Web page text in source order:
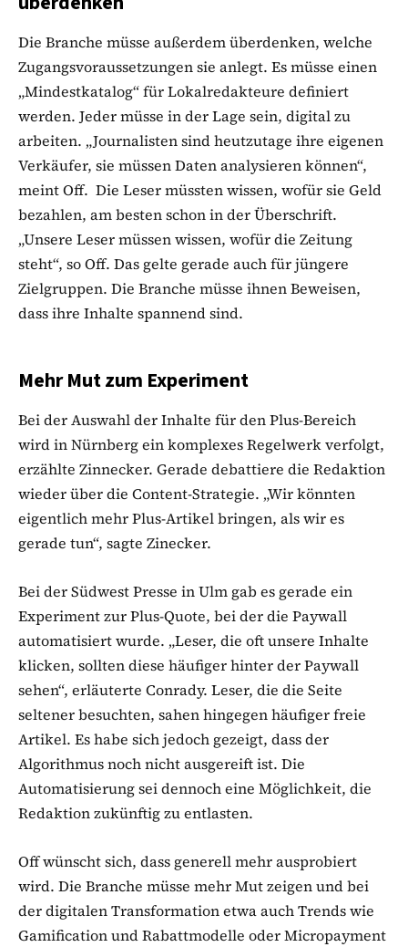
Die Branche müsse außerdem überdenken, welche
Zugangsvoraussetzungen sie anlegt. Es müsse einen
„Mindestkatalog“ für Lokalredakteure definiert
werden. Jeder müsse in der Lage sein, digital zu
arbeiten. „Journalisten sind heutzutage ihre eigenen
Verkäufer, sie müssen Daten analysieren können“,
meint Off. Die Leser müssten wissen, wofür sie Geld
bezahlen, am besten schon in der Überschrift.
„Unsere Leser müssen wissen, wofür die Zeitung
steht“, so Off. Das gelte gerade auch für jüngere
Zielgruppen. Die Branche müsse ihnen Beweisen,
dass ihre Inhalte spannend sind.
Mehr Mut zum Experiment
Bei der Auswahl der Inhalte für den Plus-Bereich
wird in Nürnberg ein komplexes Regelwerk verfolgt,
erzählte Zinnecker. Gerade debattiere die Redaktion
wieder über die Content-Strategie. „Wir könnten
eigentlich mehr Plus-Artikel bringen, als wir es
gerade tun“, sagte Zinecker.
Bei der Südwest Presse in Ulm gab es gerade ein
Experiment zur Plus-Quote, bei der die Paywall
automatisiert wurde. „Leser, die oft unsere Inhalte
klicken, sollten diese häufiger hinter der Paywall
sehen“, erläuterte Conrady. Leser, die die Seite
seltener besuchten, sahen hingegen häufiger freie
Artikel. Es habe sich jedoch gezeigt, dass der
Algorithmus noch nicht ausgereift ist. Die
Automatisierung sei dennoch eine Möglichkeit, die
Redaktion zukünftig zu entlasten.
Off wünscht sich, dass generell mehr ausprobiert
wird. Die Branche müsse mehr Mut zeigen und bei
der digitalen Transformation etwa auch Trends wie
Gamification und Rabattmodelle oder Micropayment